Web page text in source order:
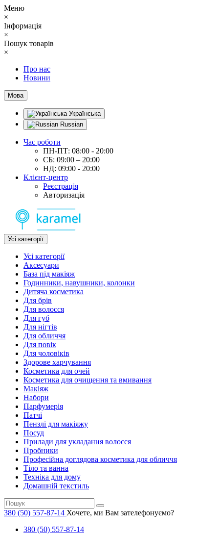
Меню
×
Інформація
×
Пошук товарів
×
Про нас
Новини
Мова
Українська
Russian
Час роботи
ПН-ПТ: 08:00 - 20:00
СБ: 09:00 – 20:00
НД: 09:00 - 20:00
Клієнт-центр
Реєстрація
Авторизація
Усі категорії
Усі категорії
Аксесуари
База під макіяж
Годинники, навушники, колонки
Дитяча косметика
Для брів
Для волосся
Для губ
Для нігтів
Для обличчя
Для повік
Для чоловіків
Здорове харчування
Косметика для очей
Косметика для очищення та вмивання
Макіяж
Набори
Парфумерія
Патчі
Пензлі для макіяжу
Посуд
Прилади для укладання волосся
Пробники
Професійна доглядова косметика для обличчя
Тіло та ванна
Техніка для дому
Домашній текстиль
380 (50) 557-87-14 Хочете, ми Вам зателефонуємо?
380 (50) 557-87-14